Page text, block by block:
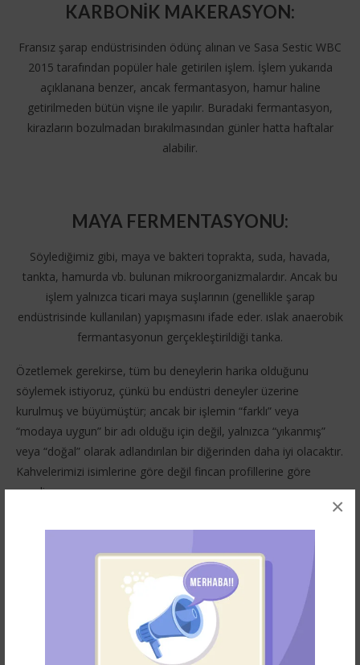
×
KARBONİK MAKERASYON:
Fransız şarap endüstrisinden ödünç alınan ve Sasa Sestic WBC
2015 tarafından popüler hale getirilen işlem. İşlem yukarıda
açıklanana benzer, ancak fermantasyon, hamur haline
getirilmeden bütün vişne ile yapılır. Buradaki fermantasyon,
kirazların bozulmadan bırakılmasından günler hatta haftalar
alabilir.
MAYA FERMENTASYONU:
​​Söylediğimiz gibi, maya ve bakteri toprakta, suda, havada,
tankta, hamurda vb. bulunan mikroorganizmalardır. Ancak bu
işlem yalnızca ticari maya suşlarının (genellikle şarap
endüstrisinde kullanılan) yapışmasını ifade eder. ıslak anaerobik
fermantasyonun gerçekleştirildiği tanka.
Özetlemek gerekirse, tüm bu deneylerin harika olduğunu
söylemek istiyoruz, çünkü bu endüstri deneyler üzerine
kurulmuş ve büyümüştür; ancak bir işlemin “farklı” veya
“modaya uygun” bir adı olduğu için değil, yalnızca “yıkanmış”
veya “doğal” olarak adlandırılan bir diğerinden daha iyi olacaktır.
Kahvelerimizi isimlerine göre değil fincan profillerine göre
seçelim.
AEROBİK FERMENTASYON ANAEROBİK FERMENTASYON
FERMENTATION KAHVE
KAHVE FERMANTASYONU
KARBONİK MAKERASYON LAKTİK FERMENTASYON
TURKIYE KAHVE TURKIYEKAHVE